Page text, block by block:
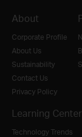
About
Corporate Profile
About Us
Sustainability
Contact Us
Privacy Policy
Learning Center
Technology Trends